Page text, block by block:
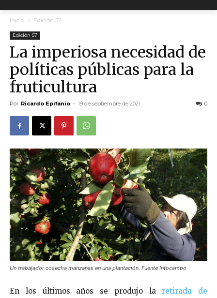
Inicio Edición 57
Edición 57
La imperiosa necesidad de
políticas públicas para la
fruticultura
Por Ricardo Epifanio - 19 de septiembre de 2021 0
Un trabajador cosecha manzanas en una plantación. Fuente Infocampo
En los últimos años se produjo la retirada de